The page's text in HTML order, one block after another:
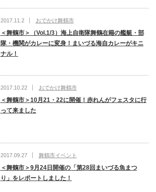
2017.11.2 おでかけ舞鶴市
＜舞鶴市＞（Vol.1/3）海上自衛隊舞鶴在籍の艦艇・部
隊・機関がカレーに変身！まいづる海自カレーがキニ
ナル！
2017.10.22 おでかけ舞鶴市
＜舞鶴市＞10月21・22に開催！赤れんがフェスタに行
って来ました
2017.09.27 舞鶴市イベント
＜舞鶴市＞9月24日開催の「第28回まいづる魚まつ
り」をレポートしました！